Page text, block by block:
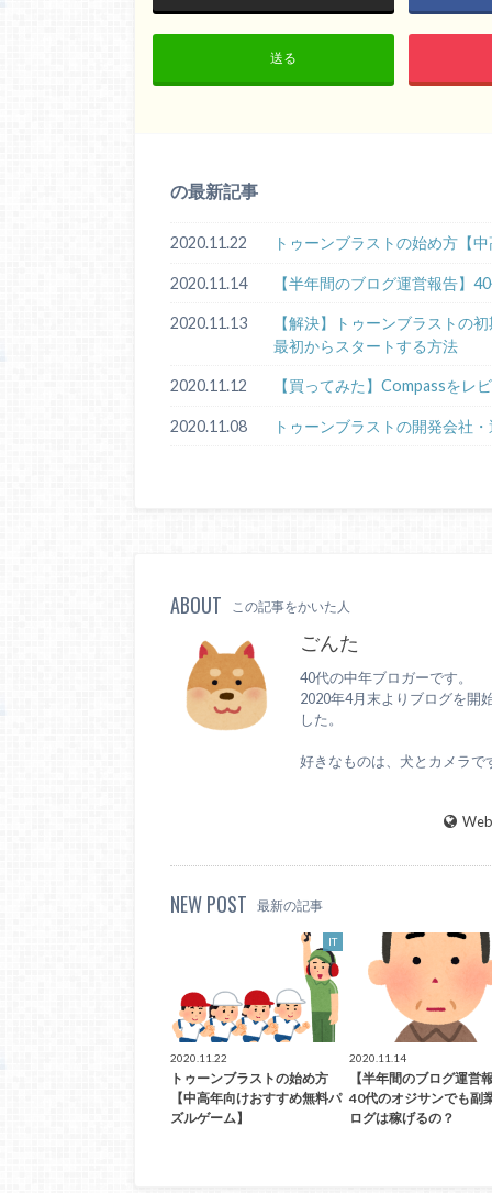
送る
の最新記事
2020.11.22 トゥーンブラストの始め方【
2020.11.14 【半年間のブログ運営報告】
2020.11.13
【解決】トゥーンブラストの
最初からスタートする方法
2020.11.12 【買ってみた】Compassをレ
2020.11.08 トゥーンブラストの開発会社
ABOUT この記事をかいた人
ごんた
40代の中年ブロガーです。
2020年4月末よりブログを開
した。
好きなものは、犬とカメラで
NEW POST 最新の記事
IT
2020.11.22
トゥーンブラストの始め方
【中高年向けおすすめ無料パ
ズルゲーム】
2020.11.14
【半年間のブログ運営
40代のオジサンでも副
ログは稼げるの？